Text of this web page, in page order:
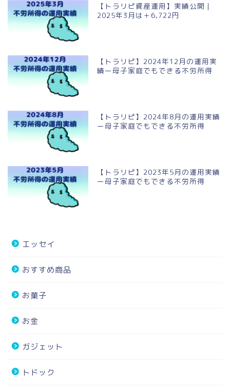
【トラリピ資産運用】実績公開｜
2025年3月は＋6,722円
【トラリピ】2024年12月の運用実
績ー母子家庭でもできる不労所得
【トラリピ】2024年8月の運用実績
ー母子家庭でもできる不労所得
【トラリピ】2023年5月の運用実績
ー母子家庭でもできる不労所得
エッセイ
おすすめ商品
お菓子
お金
ガジェット
トドック